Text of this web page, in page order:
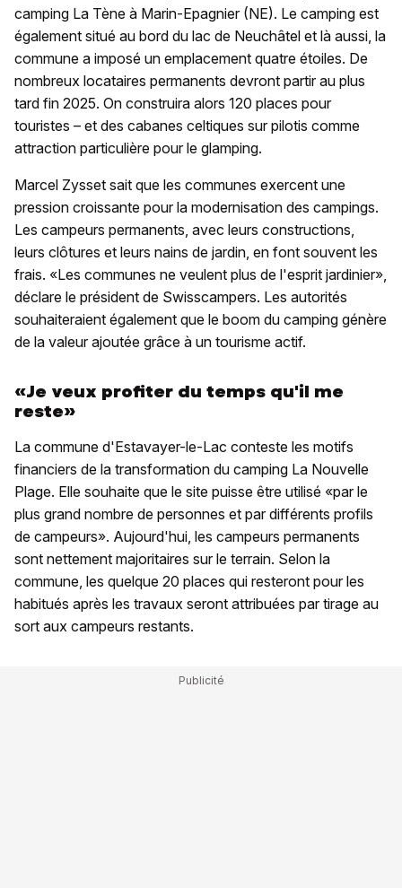
camping La Tène à Marin-Epagnier (NE). Le camping est
également situé au bord du lac de Neuchâtel et là aussi, la
commune a imposé un emplacement quatre étoiles. De
nombreux locataires permanents devront partir au plus
tard fin 2025. On construira alors 120 places pour
touristes – et des cabanes celtiques sur pilotis comme
attraction particulière pour le glamping.
Marcel Zysset sait que les communes exercent une
pression croissante pour la modernisation des campings.
Les campeurs permanents, avec leurs constructions,
leurs clôtures et leurs nains de jardin, en font souvent les
frais. «Les communes ne veulent plus de l'esprit jardinier»,
déclare le président de Swisscampers. Les autorités
souhaiteraient également que le boom du camping génère
de la valeur ajoutée grâce à un tourisme actif.
«Je veux profiter du temps qu'il me
reste»
La commune d'Estavayer-le-Lac conteste les motifs
financiers de la transformation du camping La Nouvelle
Plage. Elle souhaite que le site puisse être utilisé «par le
plus grand nombre de personnes et par différents profils
de campeurs». Aujourd'hui, les campeurs permanents
sont nettement majoritaires sur le terrain. Selon la
commune, les quelque 20 places qui resteront pour les
habitués après les travaux seront attribuées par tirage au
sort aux campeurs restants.